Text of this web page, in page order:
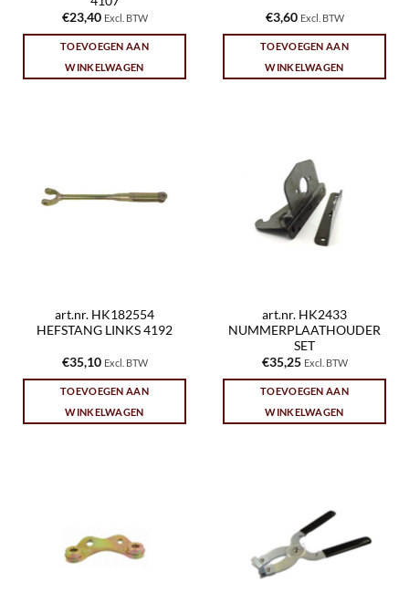
€23,40 Excl. BTW
TOEVOEGEN AAN
WINKELWAGEN
€3,60 Excl. BTW
TOEVOEGEN AAN
WINKELWAGEN
art.nr. HK182554
HEFSTANG LINKS 4192
€35,10 Excl. BTW
TOEVOEGEN AAN
WINKELWAGEN
art.nr. HK2433
NUMMERPLAATHOUDER
SET
€35,25 Excl. BTW
TOEVOEGEN AAN
WINKELWAGEN